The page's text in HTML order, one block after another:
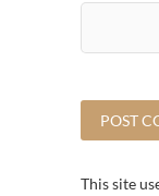
This site